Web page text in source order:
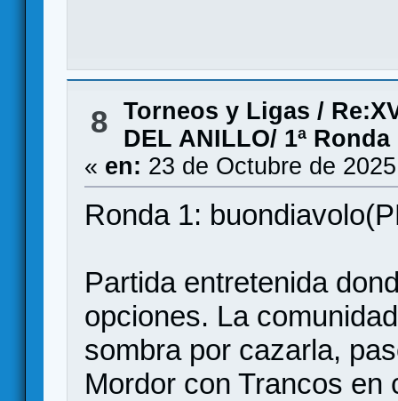
8 Torneos y Ligas /
DEL ANILLO/ 1ª Ronda
« en: 23 de Octubre de
Ronda 1:
Partida entretenida
opciones. La
sombra por cazarla,
Mordor con Trancos